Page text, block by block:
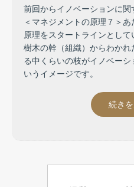
前回からイノベーションに関
＜マネジメントの原理７＞
原理をスタートラインとして
樹木の幹（組織）からわか
る中くらいの枝がイノベーシ
いうイメージです。
続き